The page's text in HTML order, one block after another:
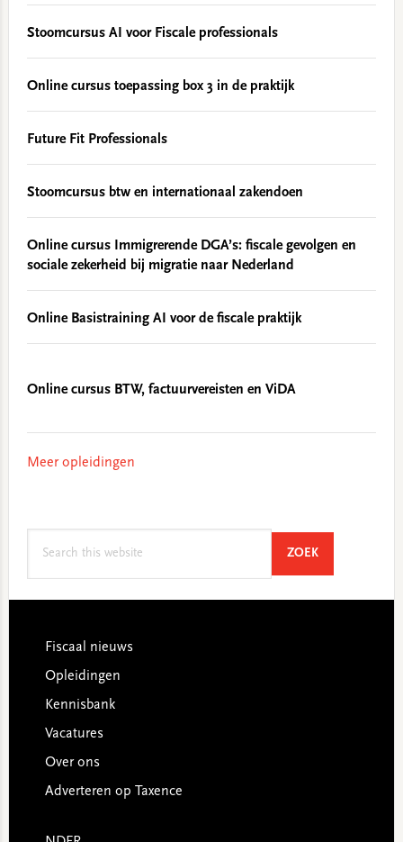
Stoomcursus AI voor Fiscale professionals
Online cursus toepassing box 3 in de praktijk
Future Fit Professionals
Stoomcursus btw en internationaal zakendoen
Online cursus Immigrerende DGA’s: fiscale gevolgen en
sociale zekerheid bij migratie naar Nederland
Online Basistraining AI voor de fiscale praktijk
Online cursus BTW, factuurvereisten en ViDA
Meer opleidingen
ZOEKSEARCH
Footer
Fiscaal nieuws
Opleidingen
Kennisbank
Vacatures
Over ons
Adverteren op Taxence